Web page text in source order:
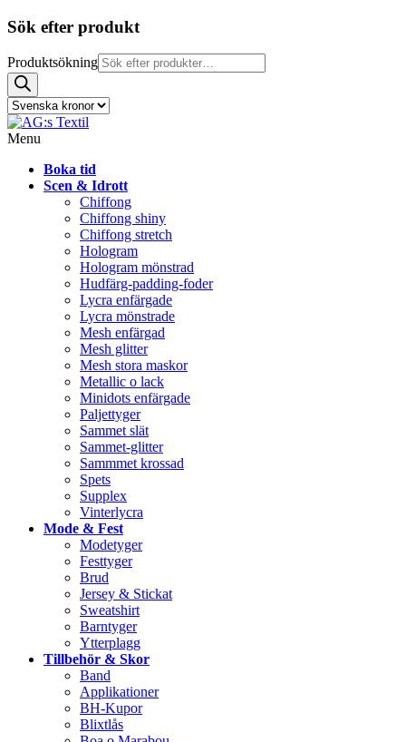
Sök efter produkt
Produktsökning
Menu
Boka tid
Scen & Idrott
Chiffong
Chiffong shiny
Chiffong stretch
Hologram
Hologram mönstrad
Hudfärg-padding-foder
Lycra enfärgade
Lycra mönstrade
Mesh enfärgad
Mesh glitter
Mesh stora maskor
Metallic o lack
Minidots enfärgade
Paljettyger
Sammet slät
Sammet-glitter
Sammmet krossad
Spets
Supplex
Vinterlycra
Mode & Fest
Modetyger
Festtyger
Brud
Jersey & Stickat
Sweatshirt
Barntyger
Ytterplagg
Tillbehör & Skor
Band
Applikationer
BH-Kupor
Blixtlås